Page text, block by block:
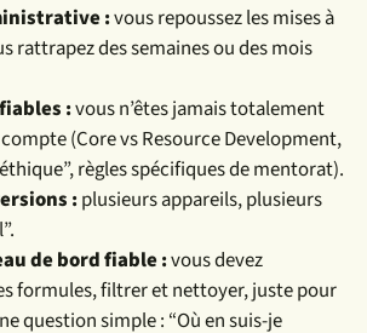
:vous repoussez les mises à
rattrapez des semaines ou des mois
:vous n’êtes jamais totalement
(Core vs Resource Development,
règles spécifiques de mentorat).
:plusieurs appareils, plusieurs
de bord fiable :vous devez
formules, filtrer et nettoyer, juste pour
question simple : “Où en suis-je